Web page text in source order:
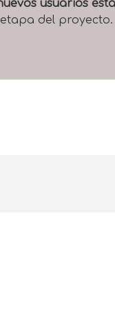
usuarios
del proyecto.